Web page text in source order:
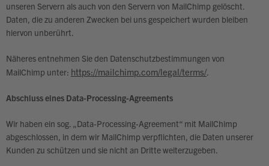
unseren Servern als auch von den Servern von MailChimp gelöscht.
Daten, die zu anderen Zwecken bei uns gespeichert wurden bleiben
hiervon unberührt.
Näheres entnehmen Sie den Datenschutzbestimmungen von
MailChimp unter: https://mailchimp.com/legal/terms/.
Abschluss eines Data-Processing-Agreements
Wir haben ein sog. „Data-Processing-Agreement“ mit MailChimp
abgeschlossen, in dem wir MailChimp verpflichten, die Daten unserer
Kunden zu schützen und sie nicht an Dritte weiterzugeben.